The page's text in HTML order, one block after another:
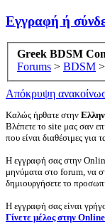
Εγγραφή ή
Greek BDSM
Forums > BDSM >
Απόκρυψη
Καλώς ήρθατε στην
Βλέπετε το site μας σαν
που είναι διαθέσιμες για
Η εγγραφή σας στην
μηνύματα στο forum, να
δημιουργήσετε το
Η εγγραφή σας είναι
Γίνετε μέλος στην